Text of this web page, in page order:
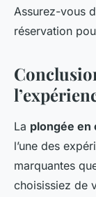
Assurez-vous
réservation
La plongée en
l’une des
marquantes
choisissiez de